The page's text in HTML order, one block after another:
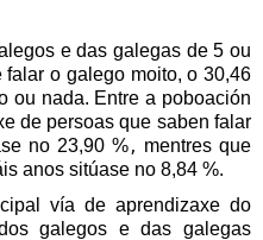
e das galegas de 5 ou
o galego moito, o 30,46
ou nada. Entre a poboación
de persoas que saben falar
no 23,90 %, mentres que
anos sitúase no 8,84 %.
vía de aprendizaxe do
galegos e das galegas